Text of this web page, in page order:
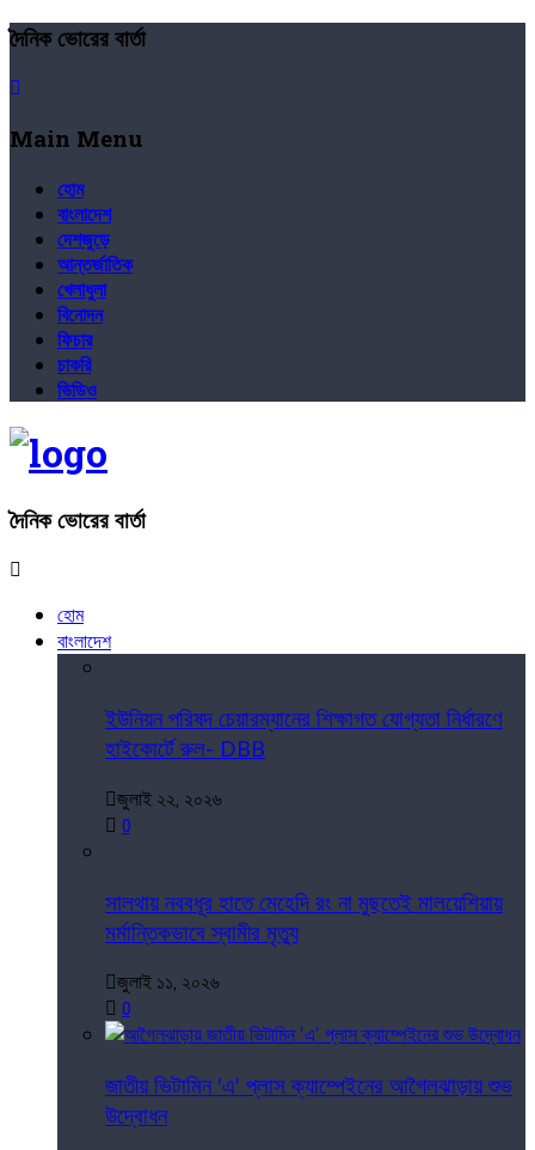
দৈনিক ভোরের বার্তা
Main Menu
হোম
বাংলাদেশ
দেশজুড়ে
আন্তর্জাতিক
খেলাধুলা
বিনোদন
ফিচার
চাকরি
ভিডিও
দৈনিক ভোরের বার্তা
হোম
বাংলাদেশ
ইউনিয়ন পরিষদ চেয়ারম্যানের শিক্ষাগত যোগ্যতা নির্ধারণে
হাইকোর্টে রুল- DBB
জুলাই ২২, ২০২৬
0
সালথায় নববধূর হাতে মেহেদি রং না মুছতেই মালয়েশিয়ায়
মর্মান্তিকভাবে স্বামীর মৃত্যু
জুলাই ১১, ২০২৬
0
জাতীয় ভিটামিন 'এ' প্লাস ক্যাম্পেইনের আগৈলঝাড়ায় শুভ
উদ্বোধন